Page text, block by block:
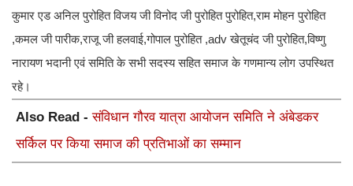
कुमार एड अनिल पुरोहित विजय जी विनोद जी पुरोहित पुरोहित,राम मोहन पुरोहित
,कमल जी पारीक,राजू जी हलवाई,गोपाल पुरोहित ,adv खेतूचंद जी पुरोहित,विष्णु
नारायण भदानी एवं समिति के सभी सदस्य सहित समाज के गणमान्य लोग उपस्थित
रहे।
Also Read -संविधान गौरव यात्रा आयोजन समिति ने अंबेडकर
सर्किल पर किया समाज की प्रतिभाओं का सम्मान